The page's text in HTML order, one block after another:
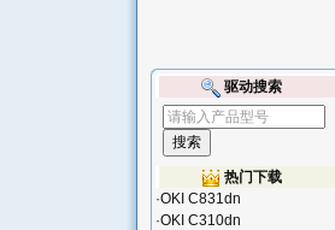
驱动搜索
热门下载
·OKI C831dn
·OKI C310dn